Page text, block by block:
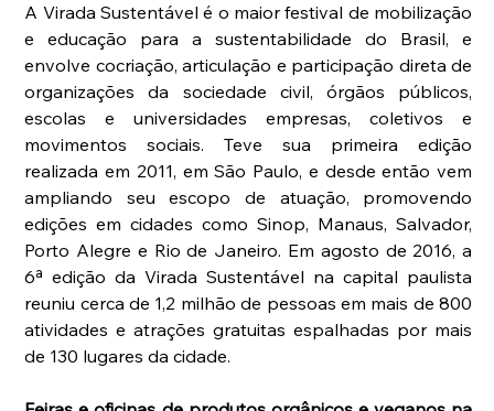
A Virada Sustentável é o maior festival de mobilização
e educação para a sustentabilidade do Brasil, e
envolve cocriação, articulação e participação direta de
organizações da sociedade civil, órgãos públicos,
escolas e universidades empresas, coletivos e
movimentos sociais. Teve sua primeira edição
realizada em 2011, em São Paulo, e desde então vem
ampliando seu escopo de atuação, promovendo
edições em cidades como Sinop, Manaus, Salvador,
Porto Alegre e Rio de Janeiro. Em agosto de 2016, a
6ª edição da Virada Sustentável na capital paulista
reuniu cerca de 1,2 milhão de pessoas em mais de 800
atividades e atrações gratuitas espalhadas por mais
de 130 lugares da cidade.